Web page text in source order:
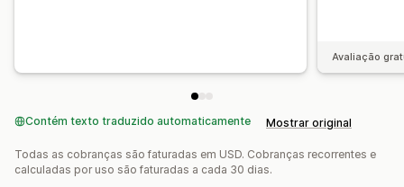
Avaliação
Contém texto traduzido automaticamente Mostrar original
Todas as cobranças são faturadas em USD. Cobranças recorrentes e
calculadas por uso são faturadas a cada 30 dias.